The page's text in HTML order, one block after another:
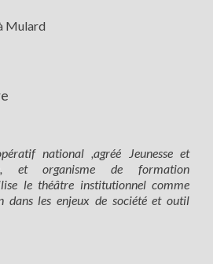
Mulard
national ,agréé Jeunesse et
et organisme de formation
le théâtre institutionnel comme
dans les enjeux de société et outil